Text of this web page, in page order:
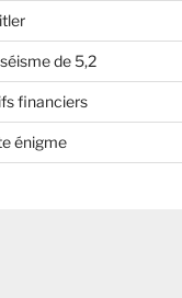
de 5,2
financiers
énigme